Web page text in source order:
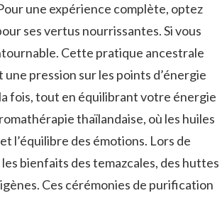
une expérience complète, ⁢optez
ses vertus nourrissantes. Si vous
Cette pratique ⁣ancestrale
pression sur les ‌points d’énergie
fois, tout en équilibrant votre énergie
thaïlandaise, où les huiles
l’équilibre des émotions. Lors de
bienfaits des temazcales, des⁢ huttes
‍Ces cérémonies de purification‌